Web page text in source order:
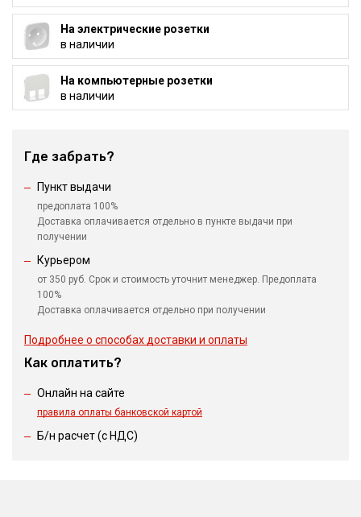
На электрические розетки
в наличии
На компьютерные розетки
в наличии
Где забрать?
Пункт выдачи
предоплата 100%
Доставка оплачивается отдельно в пункте выдачи при
получении
Курьером
от 350 руб. Срок и стоимость уточнит менеджер. Предоплата
100%
Доставка оплачивается отдельно при получении
Подробнее о способах доставки и оплаты
Как оплатить?
Онлайн на сайте
правила оплаты банковской картой
Б/н расчет (c НДС)